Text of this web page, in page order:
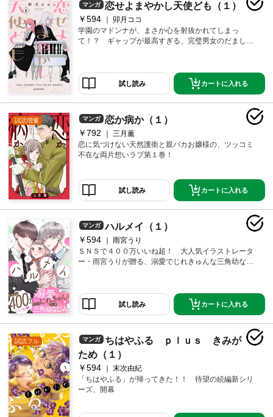
マンガ 恋せよまやかし天使ども（１）
￥594
卯月ココ
学園のマドンナが、まさか心を射抜かれてしまっ
て！？ ギャップが最高すぎる、完璧男女のだましあ
試し読み カートに入れる
試読増量 マンガ 恋か病か（１）
￥792
三月薫
恋に気づけない天然護衛と親バカお嬢様の、ツッコミ
不在な両片想いラブ第１巻！
試し読み カートに入れる
マンガ ハルメイ（１）
￥594
雨宮うり
ＳＮＳで４００万いいね超！ 大人気イラストレータ
ー・雨宮うりが贈る、溺愛でじれきゅんな三角幼なじ
試し読み カートに入れる
試読フル マンガ
ちはやふる ｐｌｕｓ きみが
ため（１）
￥594
末次由紀
「ちはやふる」が帰ってきた！！ 待望の続編新シリ
ーズ、開幕